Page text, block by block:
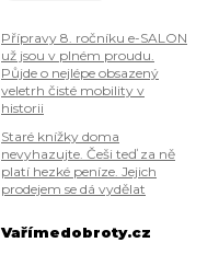
Přípravy 8. ročníku e-SALON
už jsou v plném proudu.
Půjde o nejlépe obsazený
veletrh čisté mobility v
historii
Staré knížky doma
nevyhazujte. Češi teď za ně
platí hezké peníze. Jejich
prodejem se dá vydělat
Vařímedobroty.cz